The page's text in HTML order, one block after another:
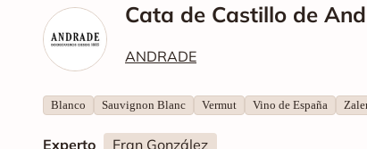
Cata de Castillo de
ANDRADE
Blanco Sauvignon Blanc Vermut Vino de España
Experto Fran González